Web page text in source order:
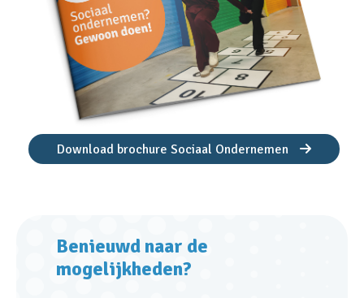
Download brochure Sociaal Ondernemen
Benieuwd naar de
mogelijkheden?